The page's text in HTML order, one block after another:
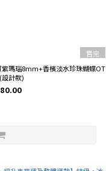
售完
紫瑪瑙8mm+香檳淡水珍珠蝴蝶OT
計款)